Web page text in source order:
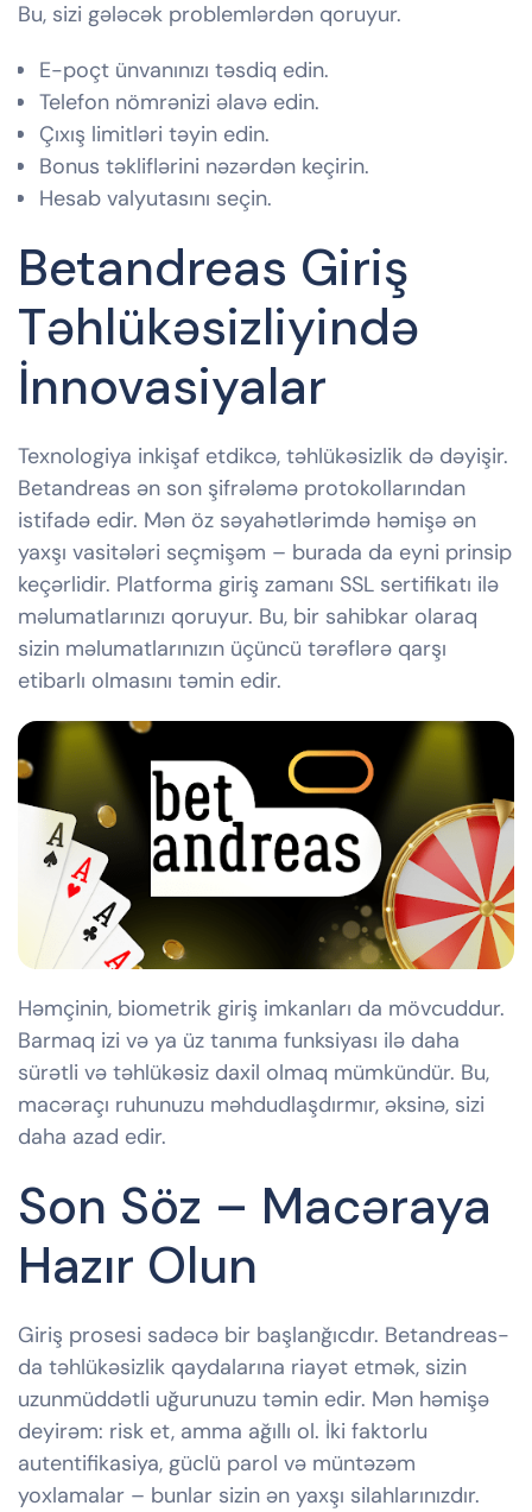
Bu, sizi gələcək problemlərdən qoruyur.
E-poçt ünvanınızı təsdiq edin.
Telefon nömrənizi əlavə edin.
Çıxış limitləri təyin edin.
Bonus təkliflərini nəzərdən keçirin.
Hesab valyutasını seçin.
Betandreas Giriş
Təhlükəsizliyində
İnnovasiyalar
Texnologiya inkişaf etdikcə, təhlükəsizlik də dəyişir.
Betandreas ən son şifrələmə protokollarından
istifadə edir. Mən öz səyahətlərimdə həmişə ən
yaxşı vasitələri seçmişəm – burada da eyni prinsip
keçərlidir. Platforma giriş zamanı SSL sertifikatı ilə
məlumatlarınızı qoruyur. Bu, bir sahibkar olaraq
sizin məlumatlarınızın üçüncü tərəflərə qarşı
etibarlı olmasını təmin edir.
Həmçinin, biometrik giriş imkanları da mövcuddur.
Barmaq izi və ya üz tanıma funksiyası ilə daha
sürətli və təhlükəsiz daxil olmaq mümkündür. Bu,
macəraçı ruhunuzu məhdudlaşdırmır, əksinə, sizi
daha azad edir.
Son Söz – Macəraya
Hazır Olun
Giriş prosesi sadəcə bir başlanğıcdır. Betandreas-
da təhlükəsizlik qaydalarına riayət etmək, sizin
uzunmüddətli uğurunuzu təmin edir. Mən həmişə
deyirəm: risk et, amma ağıllı ol. İki faktorlu
autentifikasiya, güclü parol və müntəzəm
yoxlamalar – bunlar sizin ən yaxşı silahlarınızdır.